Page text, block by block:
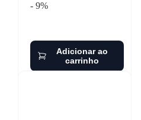
- 9%
Adicionar ao
carrinho